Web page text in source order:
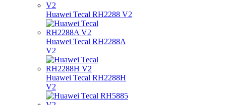
Huawei Tecal RH2288 V2
Huawei Tecal RH2288A
V2
Huawei Tecal RH2288H
V2